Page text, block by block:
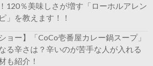
120％美味しさが増す「ローホルアレン
」を教えます！！
ョー】「CoCo壱番屋カレー鍋スープ」
る辛さは？辛いのが苦手な人が入れる
も紹介！